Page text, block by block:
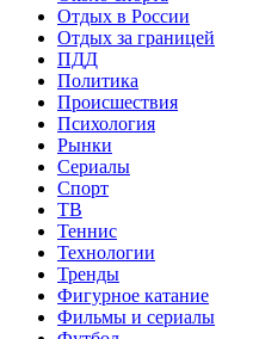
Отдых в России
Отдых за границей
ПДД
Политика
Происшествия
Психология
Рынки
Сериалы
Спорт
ТВ
Теннис
Технологии
Тренды
Фигурное катание
Фильмы и сериалы